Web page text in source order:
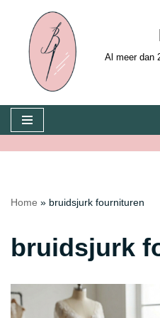
naar
inhoud
Al meer dan
Home » bruidsjurk fournituren
bruidsjurk